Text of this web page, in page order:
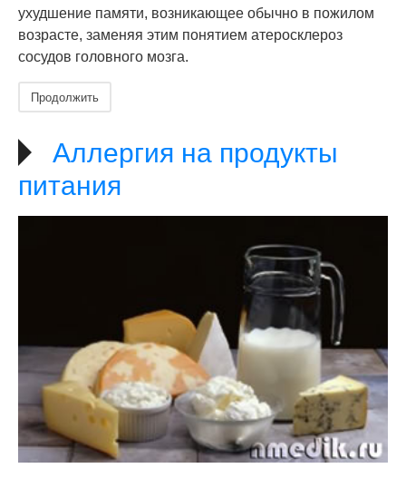
ухудшение памяти, возникающее обычно в пожилом
возрасте, заменяя этим понятием атеросклероз
сосудов головного мозга.
Продолжить
Аллергия на продукты
питания